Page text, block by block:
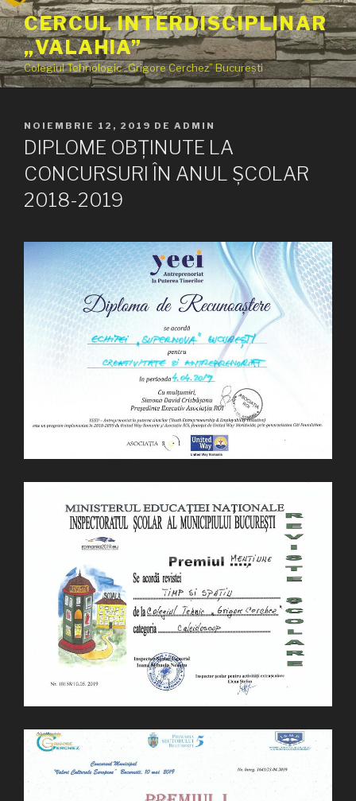
Sari
la
conținut
CERCUL INTERDISCIPLINAR
„VALAHIA”
Colegiul Tehnologic „Grigore Cerchez” București
PUBLICAT
PE
NOIEMBRIE 12, 2019 DE ADMIN
DIPLOME OBȚINUTE LA
CONCURSURI ÎN ANUL ȘCOLAR
2018-2019